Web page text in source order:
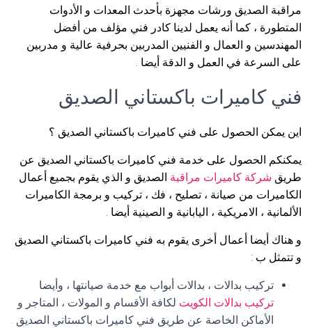
مراقبة الصديق ورشات مجهزة بأحدث المعدات و الأدوات
المتطورة ، كما أنه يعمل لدينا كادر فني مؤلف من أفضل
المهندسين و العمال و الفنيين المدربين بحرفية عالية و مدربين
على السرعة في العمل و الدقة أيضا .
فني كاميرات باكستاني الصديق
اين يمكن الحصول على فني كاميرات باكستاني الصديق ؟
يمكنكم الحصول على خدمة فني كاميرات باكستاني الصديق عن
طريق شركة كاميرات مراقبة الصديق و الذي يقوم بجميع أعمال
الكاميرات من صيانة ، تصليح ، فك ، تركيب و برمجة الكاميرات
الألمانية ، الامريكية ، اليابانية و الصينية أيضا .
و هناك أيضا أعمال أخرى يقوم به فني كاميرات باكستاني الصديق
و تتمثل ب :
تركيب بدالات ، بدالات أبواب مع خدمة صيانتها ، وأيضا
تركيب بدالات الكويت لكافة الأقسام و المولات ، المتاجر و
الأماكن الخاصة عن طريق فني كاميرات باكستاني الصديق .